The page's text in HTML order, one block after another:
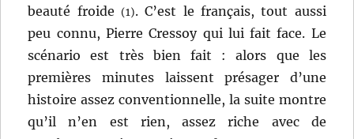
beauté froide (1). C’est le français, tout aussi
peu connu, Pierre Cressoy qui lui fait face. Le
scénario est très bien fait : alors que les
premières minutes laissent présager d’une
histoire assez conventionnelle, la suite montre
qu’il n’en est rien, assez riche avec de